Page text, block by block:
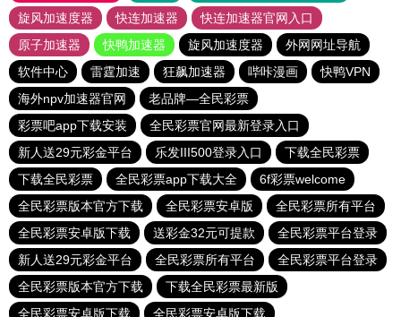
旋风加速度器
快连加速器
快连加速器官网入口
原子加速器
快鸭加速器 旋风加速度器
外网网址导航
软件中心
雷霆加速 狂飙加速器 哔咔漫画
快鸭VPN
海外npv加速器官网
老品牌—全民彩票
彩票吧app下载安装
全民彩票官网最新登录入口
新人送29元彩金平台
乐发III500登录入口
下载全民彩票
下载全民彩票
全民彩票app下载大全
6f彩票welcome
全民彩票版本官方下载
全民彩票安卓版
全民彩票所有平台
全民彩票安卓版下载
送彩金32元可提款
全民彩票平台登录
新人送29元彩金平台
全民彩票所有平台
全民彩票平台登录
全民彩票版本官方下载
下载全民彩票最新版
全民彩票安卓版下载
全民彩票安卓版下载